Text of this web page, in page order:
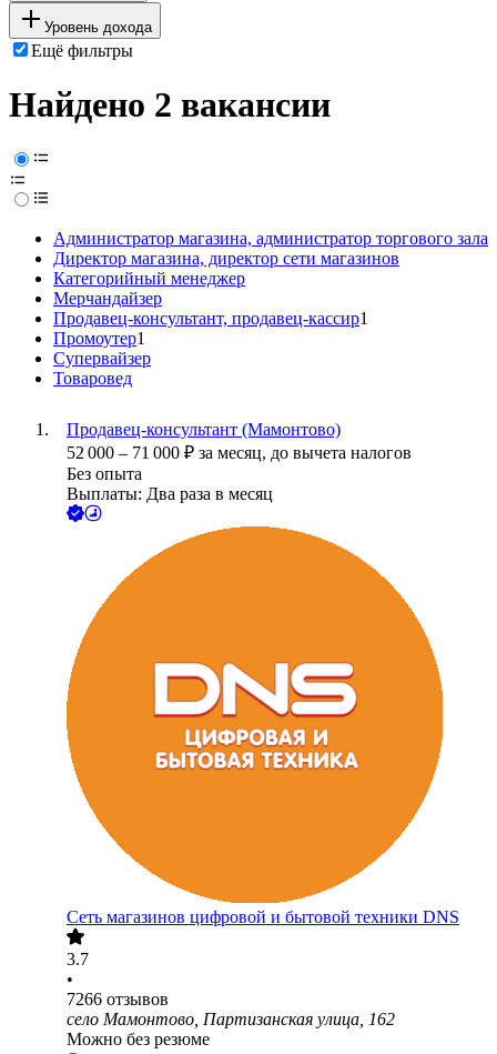
Уровень дохода
Ещё фильтры
Найдено 2 вакансии
Администратор магазина, администратор торгового зала
Директор магазина, директор сети магазинов
Категорийный менеджер
Мерчандайзер
Продавец-консультант, продавец-кассир1
Промоутер1
Супервайзер
Товаровед
Продавец-консультант (Мамонтово)
52 000 – 71 000 ₽ за месяц, до вычета налогов
Без опыта
Выплаты: Два раза в месяц
Сеть магазинов цифровой и бытовой техники DNS
3.7
•
7266 отзывов
село Мамонтово, Партизанская улица, 162
Можно без резюме